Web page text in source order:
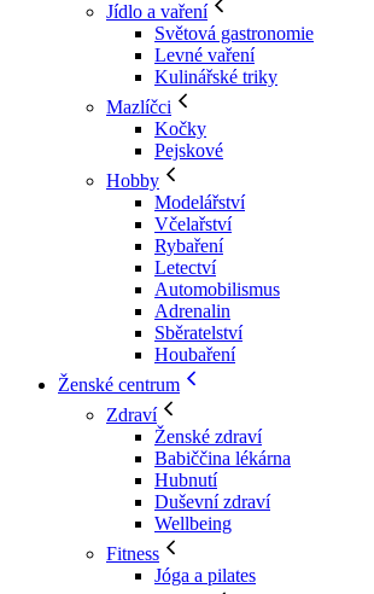
Jídlo a vaření
Světová gastronomie
Levné vaření
Kulinářské triky
Mazlíčci
Kočky
Pejskové
Hobby
Modelářství
Včelařství
Rybaření
Letectví
Automobilismus
Adrenalin
Sběratelství
Houbaření
Ženské centrum
Zdraví
Ženské zdraví
Babiččina lékárna
Hubnutí
Duševní zdraví
Wellbeing
Fitness
Jóga a pilates